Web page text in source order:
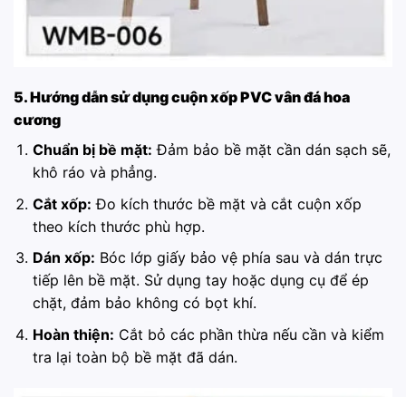
5. Hướng dẫn sử dụng cuộn xốp PVC vân đá hoa
cương
Chuẩn bị bề mặt: Đảm bảo bề mặt cần dán sạch sẽ,
khô ráo và phẳng.
Cắt xốp: Đo kích thước bề mặt và cắt cuộn xốp
theo kích thước phù hợp.
Dán xốp: Bóc lớp giấy bảo vệ phía sau và dán trực
tiếp lên bề mặt. Sử dụng tay hoặc dụng cụ để ép
chặt, đảm bảo không có bọt khí.
Hoàn thiện: Cắt bỏ các phần thừa nếu cần và kiểm
tra lại toàn bộ bề mặt đã dán.